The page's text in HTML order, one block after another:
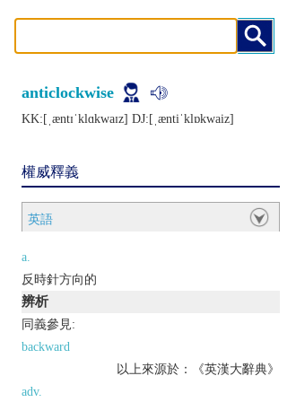
anticlockwise
KK:[ˌæntɪˈklɑkwaɪz] DJ:[ˌæntiˈklɒkwaiz]
權威釋義
英語
a.
反時針方向的
辨析
同義參見:
backward
以上來源於：《英漢大辭典》
adv.